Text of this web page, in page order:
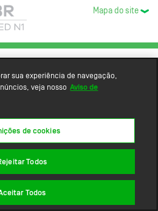
Mapa do site
sua experiência de navegação,
veja nosso Aviso de
de cookies
Todos
Todos